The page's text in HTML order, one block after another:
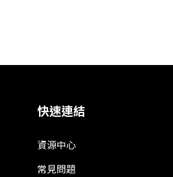
快速連結
資源中心
常見問題